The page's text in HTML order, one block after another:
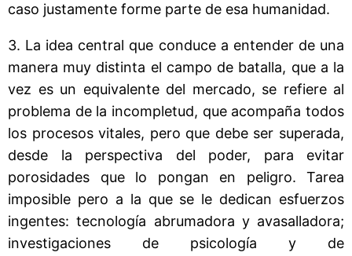
caso justamente forme parte de esa humanidad.
3. La idea central que conduce a entender de una
manera muy distinta el campo de batalla, que a la
vez es un equivalente del mercado, se refiere al
problema de la incompletud, que acompaña todos
los procesos vitales, pero que debe ser superada,
desde la perspectiva del poder, para evitar
porosidades que lo pongan en peligro. Tarea
imposible pero a la que se le dedican esfuerzos
ingentes: tecnología abrumadora y avasalladora;
investigaciones de psicología y de